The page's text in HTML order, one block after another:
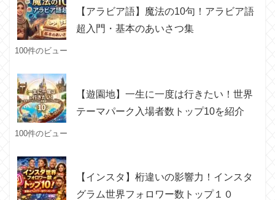
【アラビア語】魔法の10句！アラビア語
超入門・基本のあいさつ集
100件のビュー
【遊園地】一生に一度は行きたい！世界
テーマパーク入場者数トップ10を紹介
100件のビュー
【インスタ】桁違いの影響力！インスタ
グラム世界フォロワー数トップ１０